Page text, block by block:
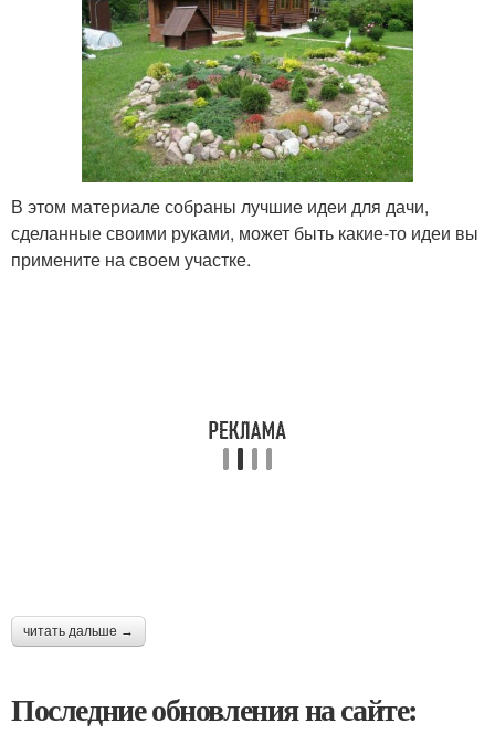
В этом материале собраны лучшие идеи для дачи,
сделанные своими руками, может быть какие-то идеи вы
примените на своем участке.
читать дальше →
Последние обновления на сайте: